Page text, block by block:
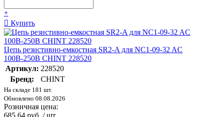
+
Купить
Цепь резистивно-емкостная SR2-A для NC1-09-32 AC
100В-250В CHINT 228520
Артикул: 228520
Бренд:
CHINT
На складе 181 шт.
Обновлено 08.08.2026
Розничная цена:
685.64 руб. / шт.